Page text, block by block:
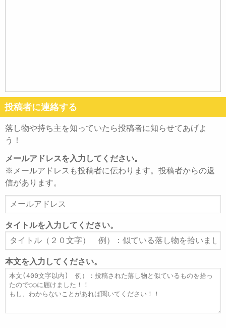
投稿者に連絡する
落し物や持ち主を知っていたら投稿者に知らせてあげよ
う！
メールアドレスを入力してください。
※メールアドレスも投稿者に伝わります。投稿者からの返
信があります。
ー
ル
ア
ド
レ
ス
タイトルを入力してください。
タ
イ
ト
ル
本文を入力してください。
本
文